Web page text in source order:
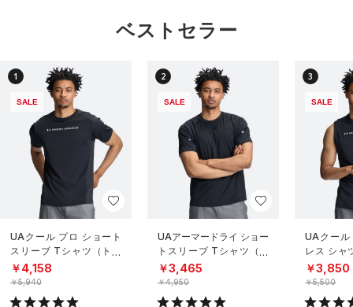
ベストセラー
1
SALE
UAクール プロ ショート
スリーブ Tシャツ（トレ
ーニング/MEN）
￥4,158
￥5,940
2
SALE
UAアーマードライ ショー
トスリーブ Tシャツ（ト
レーニング/MEN）
￥3,465
￥4,950
3
SALE
UAクール
レス シャ
グ/MEN）
￥3,850
￥5,500